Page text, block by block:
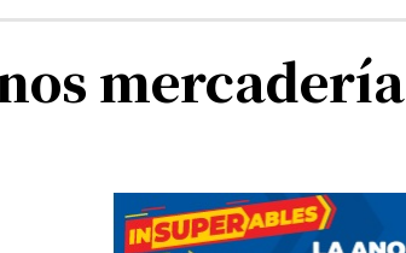
mercadería